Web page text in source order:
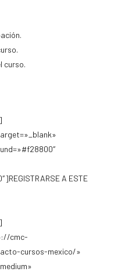
curso.
A ESTE
cmc-
cursos-mexico/»